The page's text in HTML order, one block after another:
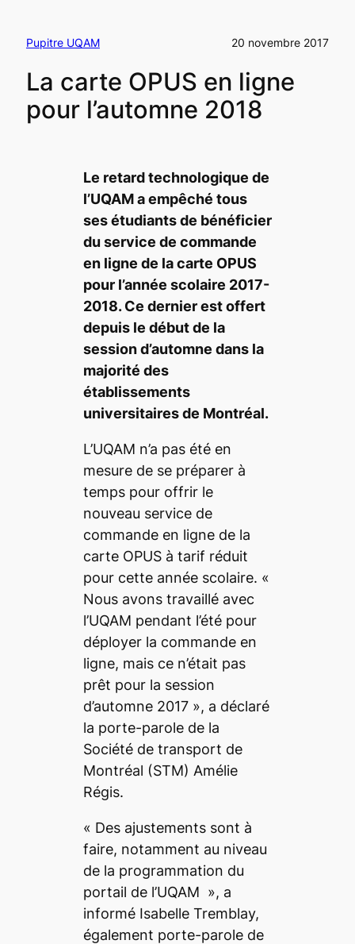
Pupitre UQAM 20 novembre 2017
La carte OPUS en ligne
pour l’automne 2018
Le retard technologique de
l’UQAM a empêché tous
ses étudiants de bénéficier
du service de commande
en ligne de la carte OPUS
pour l’année scolaire 2017-
2018. Ce dernier est offert
depuis le début de la
session d’automne dans la
majorité des
établissements
universitaires de Montréal.
L’UQAM n’a pas été en
mesure de se préparer à
temps pour offrir le
nouveau service de
commande en ligne de la
carte OPUS à tarif réduit
pour cette année scolaire. «
Nous avons travaillé avec
l’UQAM pendant l’été pour
déployer la commande en
ligne, mais ce n’était pas
prêt pour la session
d’automne 2017», a déclaré
la porte-parole de la
Société de transport de
Montréal (STM) Amélie
Régis.
« Des ajustements sont à
faire, notamment au niveau
de la programmation du
portail de l’UQAM », a
informé Isabelle Tremblay,
également porte-parole de